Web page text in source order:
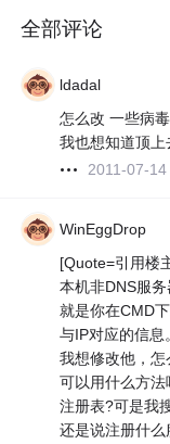
全部评论
ldadal
怎么改 一些病
我也想知道顶上
2011-07-14
WinEggDrop
[Quote=引用楼
本机非DNS服务
就是你在CMD
与IP对应的信息
我想修改他，怎
可以用什么方法
注册表?可是我
还是说注册什么